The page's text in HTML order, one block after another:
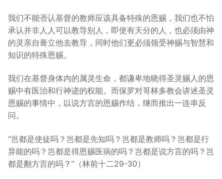
我们不能否认基督的教师应该具备特殊的恩赐，我们也不怕
承认并非人人可以教导别人，即使有天分的人，也必须由神
的灵亲自膏立他去教导，同时他们更必须领受神赐与智慧和
知识的特殊恩赐。
我们在基督身体内的属灵生命，都谦卑地晓得圣灵赐人的恩
赐中有医治和行神迹的权能。而保罗对哥林多教会讲述圣灵
恩赐的事情中，以说方言的恩赐作结，继而推出一连串反
问。
“岂都是使徒吗？岂都是先知吗？岂都是教师吗？岂都是行
异能的吗？岂都是得恩赐医病的吗？岂都是说方言的吗？岂
都是翻方言的吗？”（林前十二29-30）